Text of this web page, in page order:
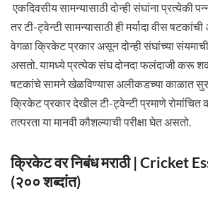
एकदिवसीय सामन्यासाठी दोन्ही संघांना प्रत्येकी
तर टी-ट्वेन्टी सामन्यासाठी ही मर्यादा वीस
वेगळा क्रिकेट प्रकार असून दोन्ही संघांच्या
असतो. यामध्ये प्रत्येक संघ दोनदा फलंदाजी करू
षटकांचे सामने खेळविण्यास अलीकडच्या काळात
क्रिकेट प्रकार देखील टी-ट्वेन्टी प्रमाणे रोमांचित
तत्परता या मानवी कौशल्याची परीक्षा घेत असतो.
क्रिकेट वर निबंध मराठी | Cricket
(२०० शब्दांत)